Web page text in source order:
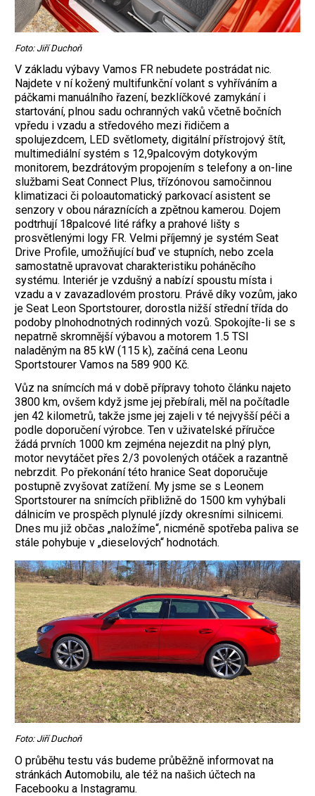
Foto: Jiří Duchoň
V základu výbavy Vamos FR nebudete ­postrádat nic.
Najdete v ní kožený multifunkční volant s vyhříváním a
páčkami manuálního řazení, bezklíčkové zamykání i
startování, plnou sadu ochranných vaků včetně bočních
vpředu i vzadu a středového mezi řidičem a
spolujezdcem, LED světlomety, digitální přístrojový štít,
multimediální systém s 12,9palcovým dotykovým
monitorem, bezdrátovým propojením s telefony a on-line
službami Seat Connect Plus, třízónovou samočinnou
klimatizaci či poloautomatický parkovací asistent se
senzory v obou náraznících a zpětnou kamerou. Dojem
podtrhují 18palcové lité ráfky a prahové lišty s
prosvětlenými logy FR. Velmi příjemný je systém Seat
Drive Profile, umožňující buď ve stupních, nebo zcela
samostatně upravovat charakteristiku poháněcího
systému. Interiér je vzdušný a nabízí spoustu místa i
vzadu a v zavazadlovém prostoru. Právě díky vozům, jako
je Seat Leon Sportstourer, dorostla nižší střední třída do
podoby plnohodnotných rodinných vozů. Spokojíte-li se s
nepatrně skromnější výbavou a motorem 1.5 TSI
naladěným na 85 kW (115 k), začíná cena Leonu
Sportstourer Vamos na 589 900 Kč.
Vůz na snímcích má v době přípravy tohoto článku najeto
3800 km, ovšem když jsme jej přebírali, měl na počítadle
jen 42 kilometrů, takže jsme jej zajeli v té nejvyšší péči a
podle doporučení výrobce. Ten v uživatelské příručce
žádá prvních 1000 km zejména nejezdit na plný plyn,
motor nevytáčet přes 2/3 povolených otáček a razantně
nebrzdit. Po překonání této hranice Seat doporučuje
postupně zvyšovat zatížení. My jsme se s Leonem
Sports­tourer na snímcích přibližně do 1500 km vyhýbali
dálnicím ve prospěch plynulé jízdy okresními silnicemi.
Dnes mu již občas „naložíme“, nicméně spotřeba paliva se
stále pohybuje v „dieselových“ hodnotách.
Foto: Jiří Duchoň
O průběhu testu vás budeme průběžně informovat na
stránkách Automobilu, ale též na našich účtech na
Facebooku a Instagramu.